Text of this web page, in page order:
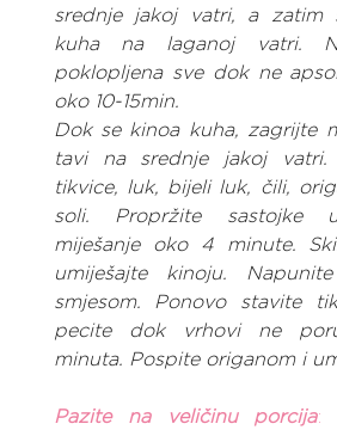
srednje jakoj vatri, a zatim
kuha na laganoj vatri.
poklopljena sve dok ne
oko 10-15min.
Dok se kinoa kuha, zagrijte
tavi na srednje jakoj vatri.
tikvice, luk, bijeli luk, čili,
soli. Propržite sastojke
miješanje oko 4 minute.
umiješajte kinoju.
smjesom. Ponovo stavite
pecite dok vrhovi ne
minuta. Pospite origanom i
Pazite na veličinu porcija: